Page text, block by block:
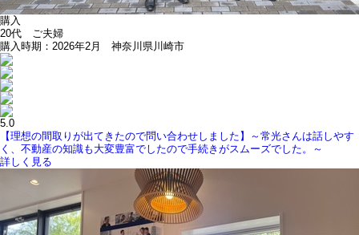
購入
20代 ご夫婦
購入時期：2026年2月 神奈川県川崎市
5.0
【理想の間取りが出てきたので問い合わせしました】～常光さんは話しやす
く、不動産の知識も大変豊富でしたので手続きがスムーズでした。～
詳しく見る